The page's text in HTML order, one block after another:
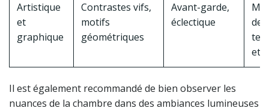
Artistique
et
graphique
Contrastes vifs,
motifs
géométriques
Avant-garde,
éclectique
de
et
Il est également recommandé de bien observer les
nuances de la chambre dans des ambiances lumineuses